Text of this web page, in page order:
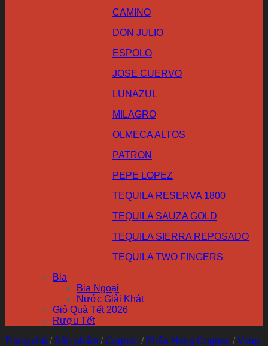
CAMINO
DON JULIO
ESPOLO
JOSE CUERVO
LUNAZUL
MILAGRO
OLMECA ALTOS
PATRON
PEPE LOPEZ
TEQUILA RESERVA 1800
TEQUILA SAUZA GOLD
TEQUILA SIERRA REPOSADO
TEQUILA TWO FINGERS
Bia
Bia Ngoại
Nước Giải Khát
Giỏ Quà Tết 2026
Rượu Tết
Trang chủ / Sản phẩm / Cognac / Phân Hạng Cognac / Vsop